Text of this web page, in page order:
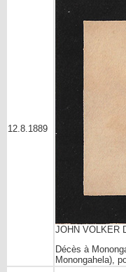
12.8.1889
JOHN VOLKER
Décès à
Monongahela),